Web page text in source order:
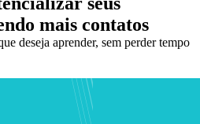
mais contatos
deseja aprender, sem perder tempo